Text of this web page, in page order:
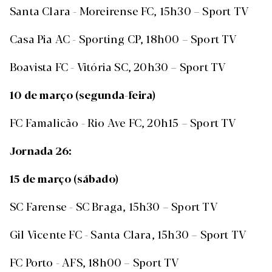
Santa Clara - Moreirense FC, 15h30 – Sport TV
Casa Pia AC - Sporting CP, 18h00 – Sport TV
Boavista FC - Vitória SC, 20h30 – Sport TV
10 de março (segunda-feira)
FC Famalicão - Rio Ave FC, 20h15 – Sport TV
Jornada 26:
15 de março (sábado)
SC Farense - SC Braga, 15h30 – Sport TV
Gil Vicente FC - Santa Clara, 15h30 – Sport TV
FC Porto - AFS, 18h00 – Sport TV